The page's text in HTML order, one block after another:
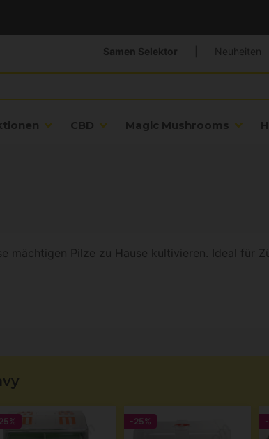
CBD Magic Mushrooms
Samen Selektor Neuheiten
mächtigen Pilze zu Hause kultivieren. Ideal für
-25%